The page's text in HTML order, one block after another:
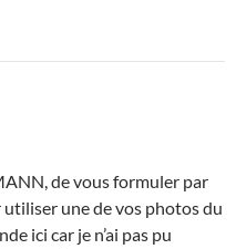
de vous formuler par
une de vos photos du
ici car je n’ai pas pu